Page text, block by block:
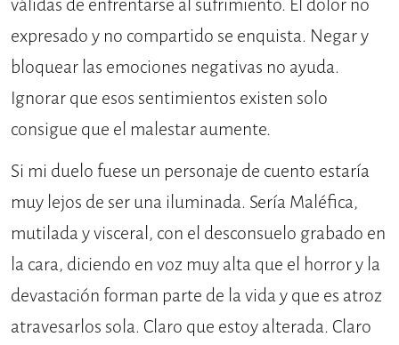
válidas de enfrentarse al sufrimiento. El dolor no
expresado y no compartido se enquista. Negar y
bloquear las emociones negativas no ayuda.
Ignorar que esos sentimientos existen solo
consigue que el malestar aumente.
Si mi duelo fuese un personaje de cuento estaría
muy lejos de ser una iluminada. Sería Maléfica,
mutilada y visceral, con el desconsuelo grabado en
la cara, diciendo en voz muy alta que el horror y la
devastación forman parte de la vida y que es atroz
atravesarlos sola. Claro que estoy alterada. Claro